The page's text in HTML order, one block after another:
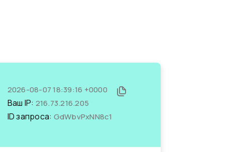
2026-08-07 18:39:16 +0000
Ваш IP: 216.73.216.205
ID запроса: GdWbvPxNN8c1